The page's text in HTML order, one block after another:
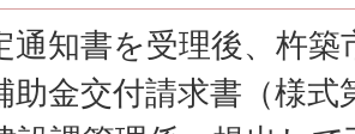
通知書を受理後、杵
助金交付請求書（様式